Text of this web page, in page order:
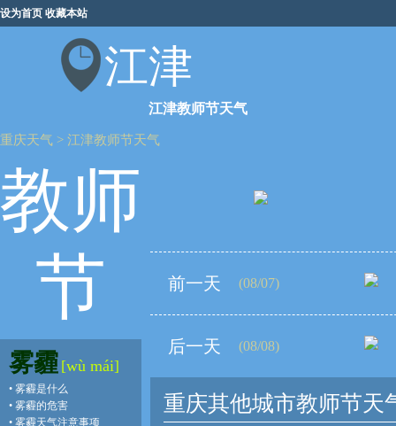
设为首页 收藏本站
江津
江津教师节天气
重庆天气 > 江津教师节天气
教师
节
雾霾 [wù mái]
• 雾霾是什么
• 雾霾的危害
• 雾霾天气注意事项
前一天 (08/07)
后一天 (08/08)
重庆其他城市教师节天